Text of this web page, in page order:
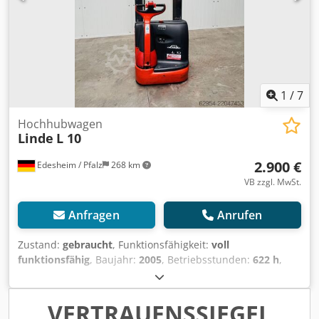
1 /7
Edesheim / Pfalz 268 km
Hochhubwagen
Linde L 10
2.900 €
VB zzgl. MwSt.
Anfragen Anrufen
Zustand: gebraucht, Funktionsfähigkeit: voll
funktionsfähig, Baujahr: 2005, Betriebsstunden: 622 h,
4.224 mm
Kraftstofftyp:elektrisch, Masttyp:Simplex, Bauhöhe:2.640
, Gabellänge: 1.150 mm , Antriebsart: Elektro,